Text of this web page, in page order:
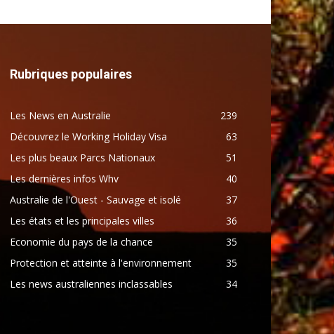
Rubriques populaires
Les News en Australie
239
Découvrez le Working Holiday Visa
63
Les plus beaux Parcs Nationaux
51
Les dernières infos Whv
40
Australie de l'Ouest - Sauvage et isolé
37
Les états et les principales villes
36
Economie du pays de la chance
35
Protection et atteinte à l'environnement
35
Les news australiennes inclassables
34